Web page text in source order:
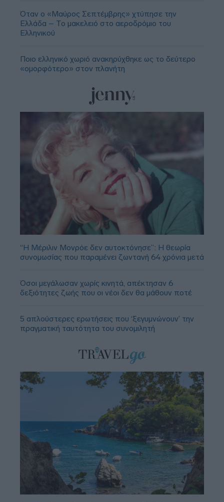
Όταν ο «Μαύρος Σεπτέμβρης» χτύπησε την
Ελλάδα – Το μακελειό στο αεροδρόμιο του
Ελληνικού
Ποιο ελληνικό χωριό ανακηρύχθηκε ως το δεύτερο
«ομορφότερο» στον πλανήτη
“Η Μέριλιν Μονρόε δεν αυτοκτόνησε”: Η θεωρία
συνομωσίας που παραμένει ζωντανή 64 χρόνια μετά
Όσοι μεγάλωσαν χωρίς κινητά, απέκτησαν 6
δεξιότητες ζωής που οι νέοι δεν θα μάθουν ποτέ
5 απλούστερες ερωτήσεις που ‘ξεγυμνώνουν’ την
πραγματική ταυτότητα του συνομιλητή